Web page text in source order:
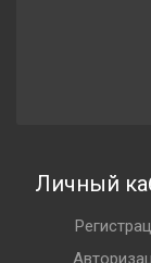
Личный